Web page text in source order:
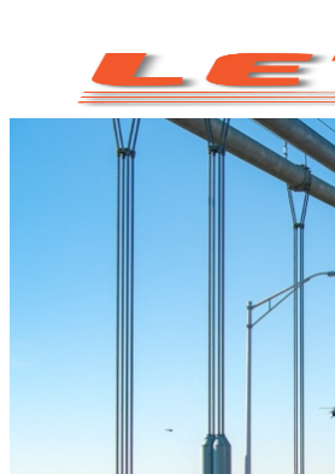
ภาพความสำเร็จที่ผ่านมา